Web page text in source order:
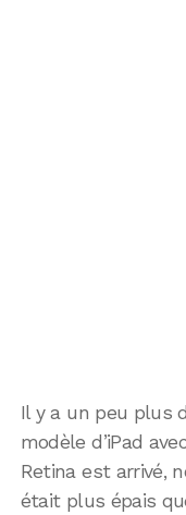
Il y a un peu plus
modèle d’iPad
Retina est arrivé,
était plus épais